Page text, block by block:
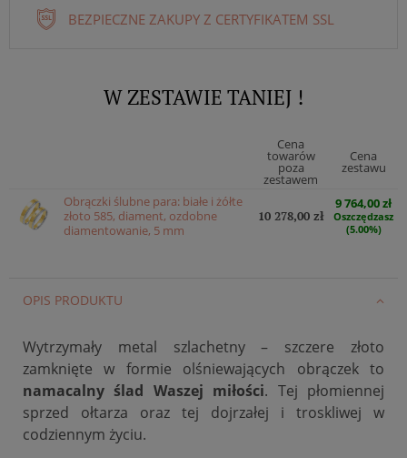
BEZPIECZNE ZAKUPY Z CERTYFIKATEM SSL
W ZESTAWIE TANIEJ !
Cena
towarów
poza
zestawem
Cena
zestawu
Obrączki ślubne para: białe i żółte
złoto 585, diament, ozdobne
diamentowanie, 5 mm
10 278,00 zł
9 764,00 zł
Oszczędzasz
(5.00%)
OPIS PRODUKTU
Wytrzymały metal szlachetny – szczere złoto
zamknięte w formie olśniewających obrączek to
namacalny ślad Waszej miłości. Tej płomiennej
sprzed ołtarza oraz tej dojrzałej i troskliwej w
codziennym życiu.